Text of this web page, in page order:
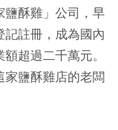
鹽酥雞」公司，早
記註冊，成為國內
超過二千萬元。
家鹽酥雞店的老闆